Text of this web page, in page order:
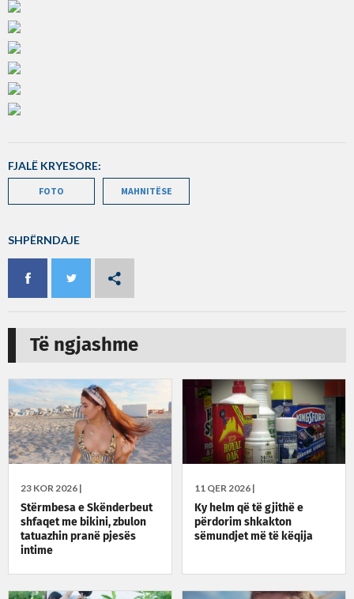
FJALË KRYESORE:
FOTO MAHNITËSE
SHPËRNDAJE
Të ngjashme
23 KOR 2026 |
Stërmbesa e Skënderbeut
shfaqet me bikini, zbulon
tatuazhin pranë pjesës
intime
11 QER 2026 |
Ky helm që të gjithë e
përdorim shkakton
sëmundjet më të këqija